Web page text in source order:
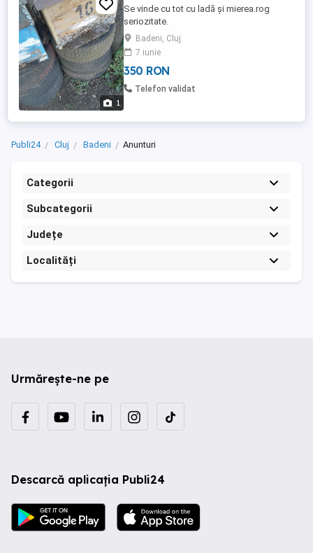
1
Se vinde cu tot cu ladă și mierea.rog
seriozitate.
Badeni, Cluj
7 iunie
350 RON
Telefon validat
Publi24 Cluj Badeni Anunturi
Categorii
Subcategorii
Județe
Localități
Urmărește-ne pe
Descarcă aplicația Publi24